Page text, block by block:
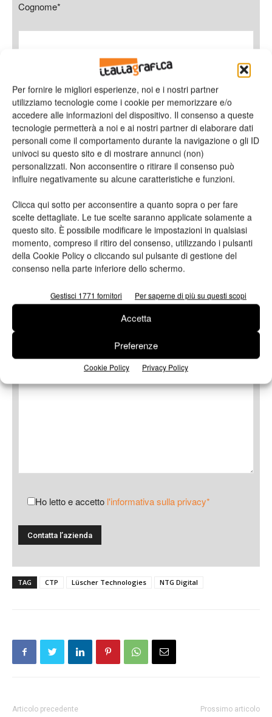
Per fornire le migliori esperienze, noi e i nostri partner
utilizziamo tecnologie come i cookie per memorizzare e/o
accedere alle informazioni del dispositivo. Il consenso a queste
tecnologie permetterà a noi e ai nostri partner di elaborare dati
personali come il comportamento durante la navigazione o gli ID
univoci su questo sito e di mostrare annunci (non)
personalizzati. Non acconsentire o ritirare il consenso può
influire negativamente su alcune caratteristiche e funzioni.
Clicca qui sotto per acconsentire a quanto sopra o per fare
scelte dettagliate. Le tue scelte saranno applicate solamente a
questo sito. È possibile modificare le impostazioni in qualsiasi
momento, compreso il ritiro del consenso, utilizzando i pulsanti
della Cookie Policy o cliccando sul pulsante di gestione del
consenso nella parte inferiore dello schermo.
Gestisci 1771 fornitori Per saperne di più su questi scopi
Accetta
Preferenze
Cookie Policy Privacy Policy
Cognome*
E-mail*
Telefono
Ho letto e accetto l'informativa sulla privacy*
TAG CTP Lüscher Technologies NTG Digital
Articolo precedente Prossimo articolo